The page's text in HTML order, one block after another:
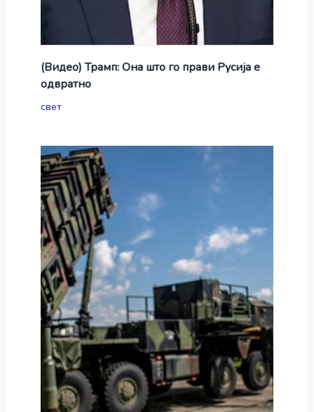
(Видео) Трамп: Она што го прави Русија е
одвратно
свет